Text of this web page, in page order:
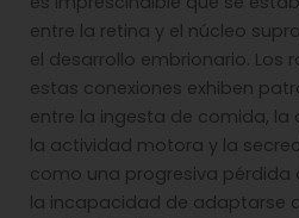
entre la retina y el núcleo
el desarrollo embrionario. Los
estas conexiones exhiben
entre la ingesta de comida,
la actividad motora y la
como una progresiva pérdida
la incapacidad de adaptarse